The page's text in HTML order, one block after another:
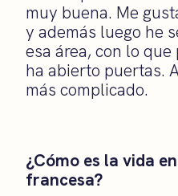
muy buena. Me
y además luego he
esa área, con lo
ha abierto puertas.
más complicado.
¿Cómo es la vida
francesa?